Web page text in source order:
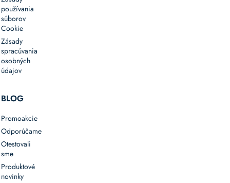
používania
súborov
Cookie
Zásady
spracúvania
osobných
údajov
BLOG
Promoakcie
Odporúčame
Otestovali
sme
Produktové
novinky